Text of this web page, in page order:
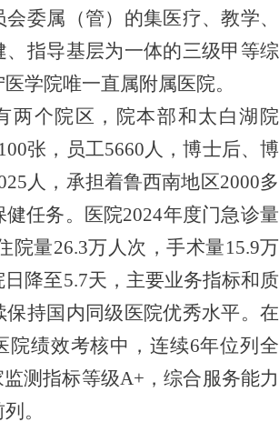
委属（管）的集医疗、教学、
、指导基层为一体的三级甲等综
学院唯一直属附属医院。
两个院区，院本部和太白湖院
张，员工5660人，博士后、博
人，承担着鲁西南地区2000多
任务。医院2024年度门急诊量
院量26.3万人次，手术量15.9万
降至5.7天，主要业务指标和质
保持国内同级医院优秀水平。在
院绩效考核中，连续6年位列全
监测指标等级A+，综合服务能力
。